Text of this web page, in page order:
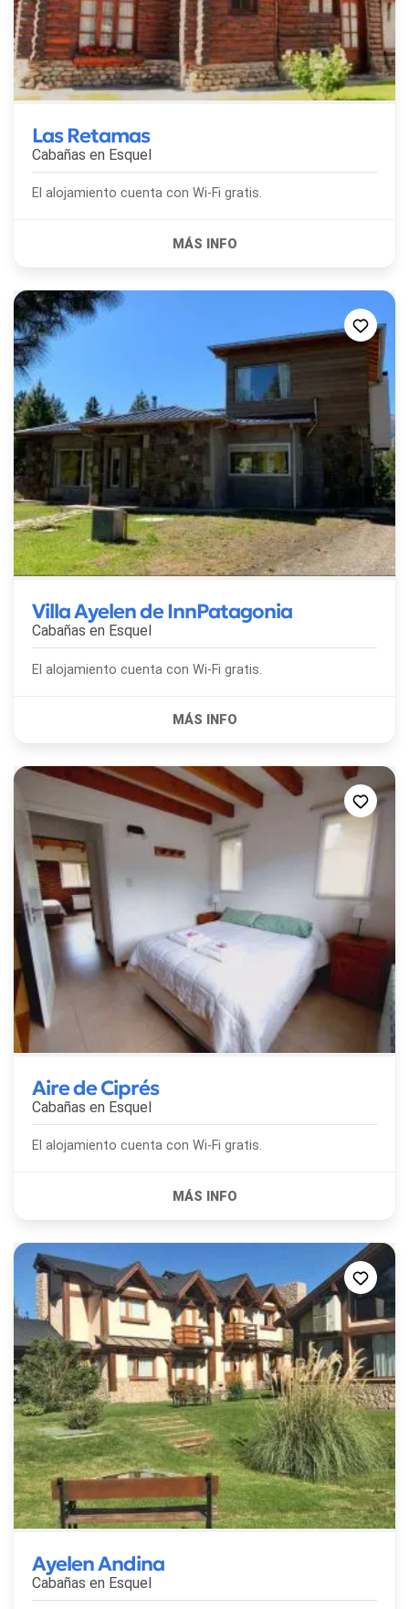
Las Retamas
Cabañas en Esquel
El alojamiento cuenta con Wi-Fi gratis.
Villa Ayelen de InnPatagonia
Cabañas en Esquel
El alojamiento cuenta con Wi-Fi gratis.
Aire de Ciprés
Cabañas en Esquel
El alojamiento cuenta con Wi-Fi gratis.
Ayelen Andina
Cabañas en Esquel